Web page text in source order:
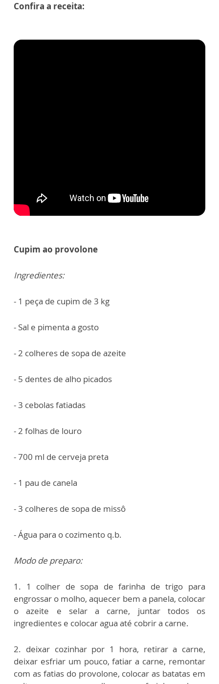
Confira a receita:
Cupim ao provolone
Ingredientes:
- 1 peça de cupim de 3 kg
- Sal e pimenta a gosto
- 2 colheres de sopa de azeite
- 5 dentes de alho picados
- 3 cebolas fatiadas
- 2 folhas de louro
- 700 ml de cerveja preta
- 1 pau de canela
- 3 colheres de sopa de missô
- Água para o cozimento q.b.
Modo de preparo:
1. 1 colher de sopa de farinha de trigo para
engrossar o molho, aquecer bem a panela, colocar
o azeite e selar a carne, juntar todos os
ingredientes e colocar agua até cobrir a carne.
2. deixar cozinhar por 1 hora, retirar a carne,
deixar esfriar um pouco, fatiar a carne, remontar
com as fatias do provolone, colocar as batatas em